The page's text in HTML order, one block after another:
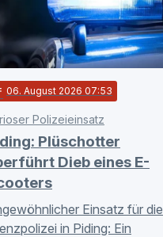
06. August 2026 07:53
Polizeieinsatz
Plüschotter
Dieb eines E-
Einsatz für die
in Piding: Ein